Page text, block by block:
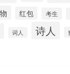
红包 考生
词人 诗人